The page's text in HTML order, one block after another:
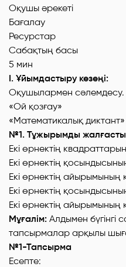
Оқушы әрекеті
Бағалау
Ресурстар
Сабақтың басы
5 мин
І. Ұйымдастыру кезеңі:
Оқушылармен сәлемдесу.
«Ой қозғау»
«Математикалық диктант»
№1. Тұжырымды
Екі өрнектің
Екі өрнектің
Екі өрнектің айырымының
Екі өрнектің
Екі өрнектің айырымының
Мұғалім: Алдымен
тапсырмалар арқылы
№1-Тапсырма
Есепте: